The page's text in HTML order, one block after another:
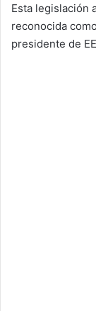
Esta legislación
reconocida
presidente de